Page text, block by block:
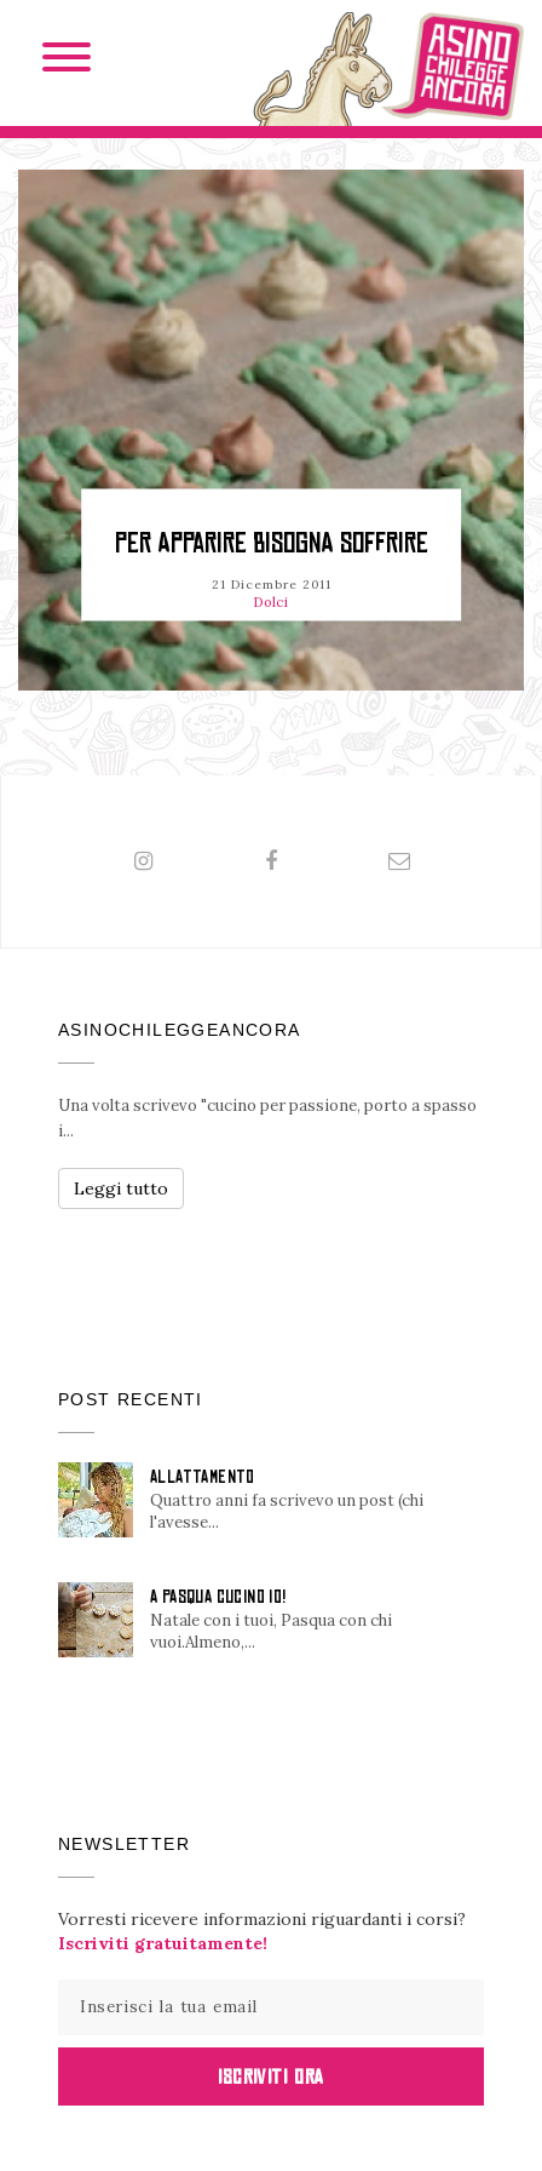
PER APPARIRE BISOGNA SOFFRIRE
21 Dicembre 2011
Dolci
ASINOCHILEGGEANCORA
Una volta scrivevo "cucino per passione, porto a spasso
i...
Leggi tutto
POST RECENTI
ALLATTAMENTO
Quattro anni fa scrivevo un post (chi
l'avesse...
A PASQUA CUCINO IO!
Natale con i tuoi, Pasqua con chi
vuoi.Almeno,...
NEWSLETTER
Vorresti ricevere informazioni riguardanti i corsi?
Iscriviti gratuitamente!
ISCRIVITI ORA